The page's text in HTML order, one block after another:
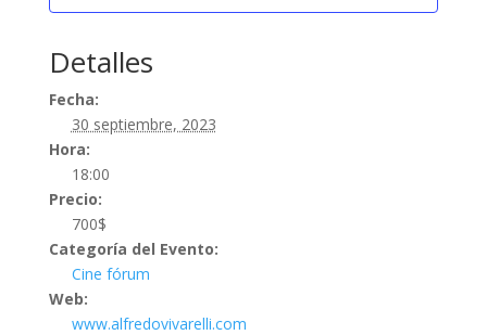
Detalles
Fecha:
30 septiembre, 2023
Hora:
18:00
Precio:
700$
Categoría del Evento:
Cine fórum
Web:
www.alfredovivarelli.com